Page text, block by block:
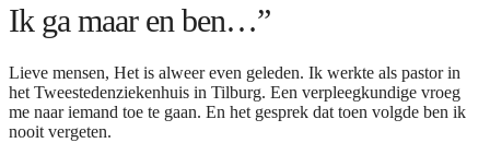
Ik ga maar en ben…”
Lieve mensen, Het is alweer even geleden. Ik werkte als pastor in
het Tweestedenziekenhuis in Tilburg. Een verpleegkundige vroeg
me naar iemand toe te gaan. En het gesprek dat toen volgde ben ik
nooit vergeten.